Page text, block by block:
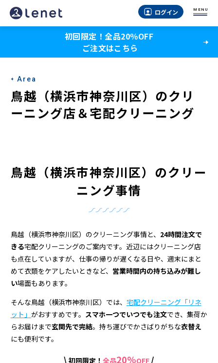
鳥
越
浜
市
神
奈
の
ク
ニ
ン
グ
店
＆
宅
配
ログイン MENU
初回限定！全品20％OFF
ご注文はこちら
Area
鳥越（横浜市神奈川区）のクリ
ーニング店＆宅配クリーニング
鳥越（横浜市神奈川区）のクリー
ニング事情
鳥越（横浜市神奈川区）のクリーニング事情と、 24時間注文で
きる宅配クリーニングのご案内です。近辺にはクリーニング店
も点在していますが、仕事の帰りが遅くなる日や、週末にまと
めて衣類をケアしたいときなど、 営業時間内の持ち込みが難し
い場面もあります。
そんな鳥越（横浜市神奈川区）では、 宅配クリーニング「リネ
ット」 がおすすめです。 スマホ一つでいつでも注文でき、集荷か
らお届けまで玄関先で完結。持ち運びでかさばりがちな衣替え
にも便利です。
\ 初回限定！ 全品20%OFF /